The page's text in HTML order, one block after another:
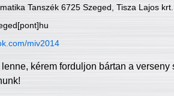
Tanszék 6725 Szeged, Tisza Lajos
miv2014
kérem forduljon bártan a